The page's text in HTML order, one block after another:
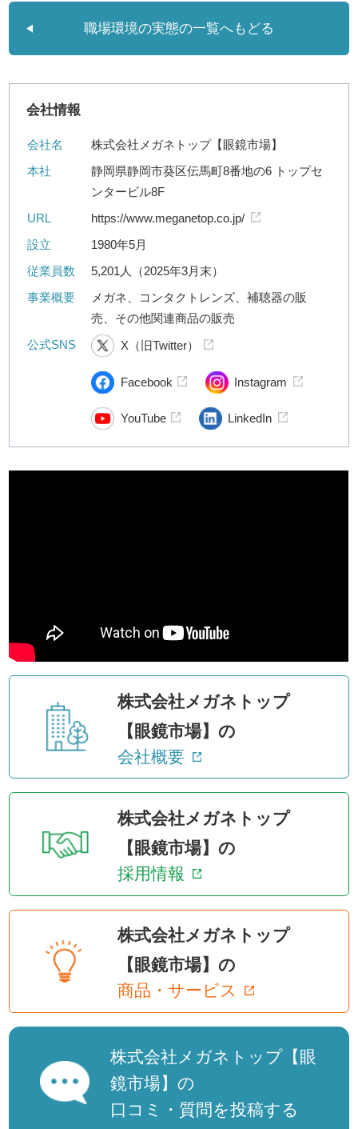
職場環境の実態の一覧へもどる
会社情報
会社名
株式会社メガネトップ【眼鏡市場】
本社
静岡県静岡市葵区伝馬町8番地の6 トップセ
ンタービル8F
URL
https://www.meganetop.co.jp/
設立
1980年5月
従業員数
5,201人（2025年3月末）
事業概要
メガネ、コンタクトレンズ、補聴器の販
売、その他関連商品の販売
公式SNS
X（旧Twitter）
Facebook Instagram
YouTube LinkedIn
株式会社メガネトップ
【眼鏡市場】の
会社概要
株式会社メガネトップ
【眼鏡市場】の
採用情報
株式会社メガネトップ
【眼鏡市場】の
商品・サービス
株式会社メガネトップ【眼
鏡市場】の
口コミ・質問を投稿する